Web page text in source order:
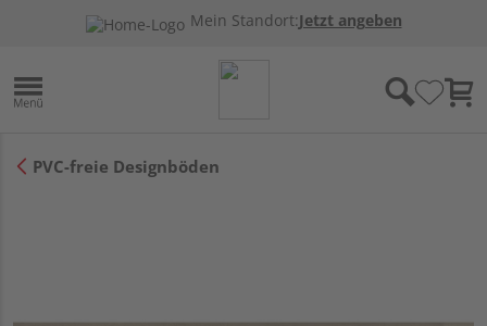
Mein Standort:Jetzt angeben
PVC-freie Designböden